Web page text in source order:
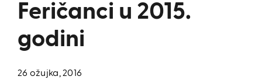
Feričanci u 2015.
godini
26 ožujka, 2016